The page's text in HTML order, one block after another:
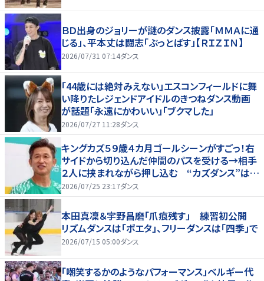
ＢＤ出身のジョリーが謎のダンス披露「ＭＭＡに通
じる」、平本丈は闘志「ぶっとばす」【ＲＩＺＩＮ】
2026/07/31 07:14ダンス
「44歳には絶対みえない」エスコンフィールドに舞
い降りたレジェンドアイドルのきつねダンス動画
が話題「永遠にかわいい」「ブクマした」
2026/07/27 11:28ダンス
キングカズ５９歳４カ月ゴールシーンがすごっ！右
サイドから切り込んだ仲間のパスを受ける→相手
２人に挟まれながら押し込む “カズダンス”はせ
ず
2026/07/25 23:17ダンス
本田真凜＆宇野昌磨「爪痕残す」 練習初公開
リズムダンスは「ポエタ」、フリーダンスは「四季」で
2026/07/15 05:00ダンス
「嘲笑するかのようなパフォーマンス」ベルギー代